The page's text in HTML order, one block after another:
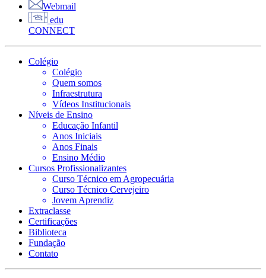
Webmail
edu
CONNECT
Colégio
Colégio
Quem somos
Infraestrutura
Vídeos Institucionais
Níveis de Ensino
Educação Infantil
Anos Iniciais
Anos Finais
Ensino Médio
Cursos Profissionalizantes
Curso Técnico em Agropecuária
Curso Técnico Cervejeiro
Jovem Aprendiz
Extraclasse
Certificações
Biblioteca
Fundação
Contato